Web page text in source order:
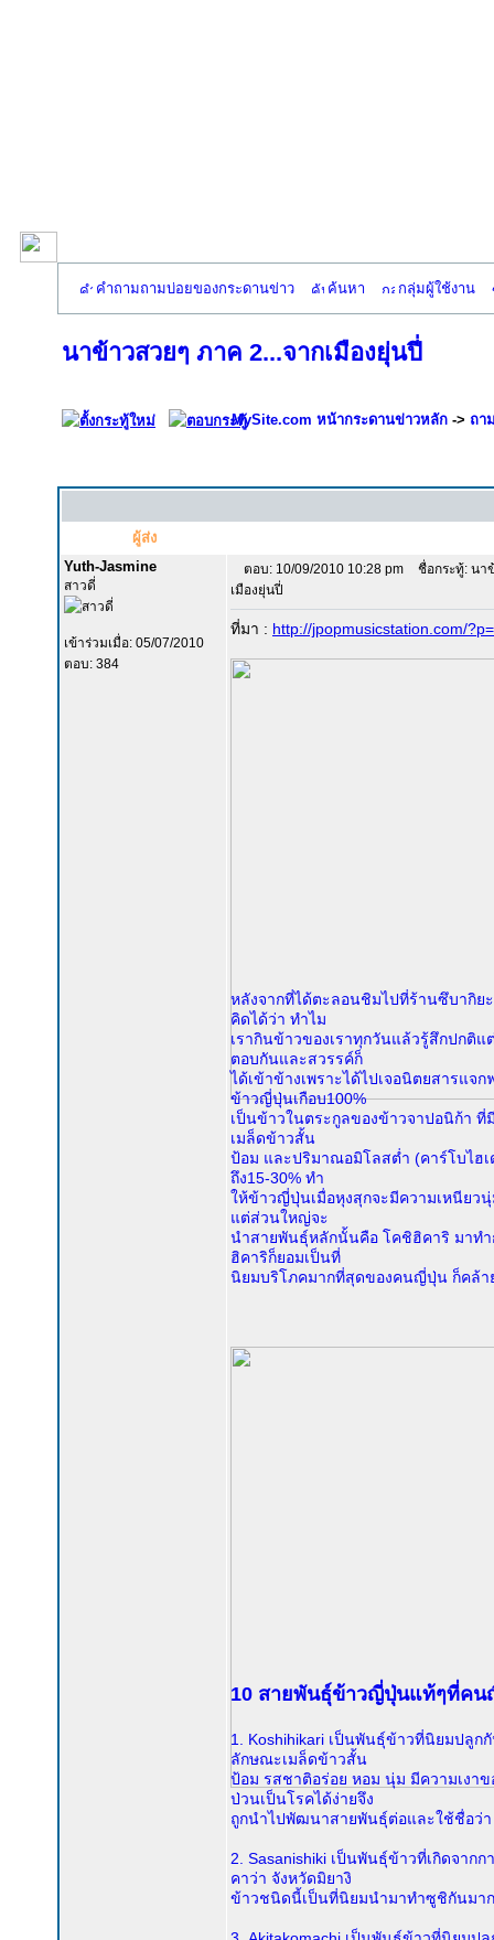
คำถามถามบ่อยของกระดานข่าว ค้นหา กลุ่มผู้ใช้งาน
นาข้าวสวยๆ ภาค 2...จากเมืองยุ่นปี่
MySite.com หน้ากระดานข่าวหลัก -> ถา
ผู้ส่ง
Yuth-Jasmine
สาวดี่
เข้าร่วมเมื่อ: 05/07/2010
ตอบ: 384
ตอบ: 10/09/2010 10:28 pm
ชื่อกระทู้: นา
เมืองยุ่นปี่
ที่มา : http://jpopmusicstation.com/
หลังจากที่ได้ตะลอนชิมไปที่ร้านซึบากิย
คิดได้ว่า ทำไม
เรากินข้าวของเราทุกวันแล้วรู้สึกปกติ
ตอบกันและสวรรค์ก็
ได้เข้าข้างเพราะได้ไปเจอนิตยสารแจ
ข้าวญี่ปุ่นเกือบ100%
เป็นข้าวในตระกูลของข้าวจาปอนิก้า ที่
เมล็ดข้าวสั้น
ป้อม และปริมาณอมิโลสต่ำ (คาร์โบไฮ
ถึง15-30% ทำ
ให้ข้าวญี่ปุ่นเมื่อหุงสุกจะมีความเหนียว
แต่ส่วนใหญ่จะ
นำสายพันธุ์หลักนั้นคือ โคชิฮิคาริ มาท
ฮิคาริก็ยอมเป็นที่
นิยมบริโภคมากที่สุดของคนญี่ปุ่น ก็คล้า
10 สายพันธุ์ข้าวญี่ปุ่นแท้ๆที่ค
1. Koshihikari เป็นพันธุ์ข้าวที่นิยมปลู
ลักษณะเมล็ดข้าวสั้น
ป้อม รสชาติอร่อย หอม นุ่ม มีความเงา
ป่วนเป็นโรคได้ง่ายจึง
ถูกนำไปพัฒนาสายพันธุ์ต่อและใช้ชื่อว่า
2. Sasanishiki เป็นพันธุ์ข้าวที่เกิดจาก
คาว่า จังหวัดมิยางิ
ข้าวชนิดนี้เป็นที่นิยมนำมาทำซูชิกันมาก